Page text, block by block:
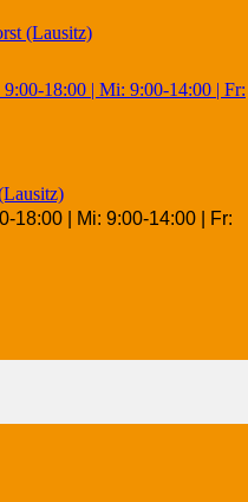
(Lausitz)
18:00 | Mi: 9:00-14:00 | Fr:
18:00 | Mi: 9:00-14:00 | Fr: